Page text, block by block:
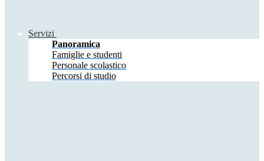
Servizi
Panoramica
Famiglie e studenti
Personale scolastico
Percorsi di studio